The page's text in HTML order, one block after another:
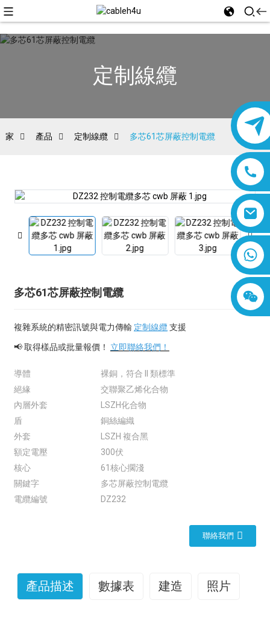
8618019377761
定制線纜
家 產品 定制線纜 多芯61芯屏蔽控制電纜
多芯61芯屏蔽控制電纜
複雜系統的精密訊號與電力傳輸 定制線纜 支援
📢 取得樣品或批量報價！ 立即聯絡我們！
導體
裸銅，符合 II 類標準
絕緣
交聯聚乙烯化合物
內層外套
LSZH化合物
盾
銅絲編織
外套
LSZH 複合黑
額定電壓
300伏
核心
61核心擱淺
關鍵字
多芯屏蔽控制電纜
電纜編號
DZ232
聯絡我們
產品描述 數據表 建造 照片